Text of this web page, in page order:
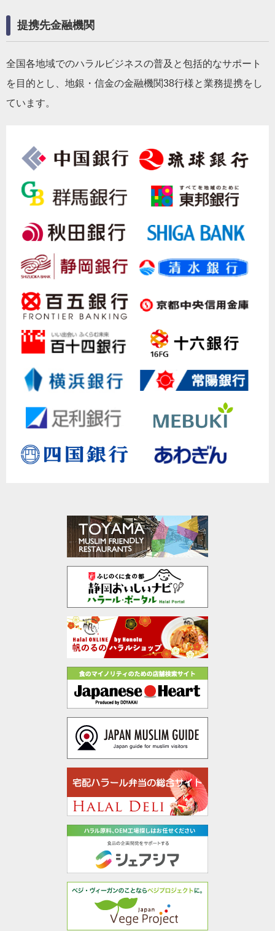
提携先金融機関
全国各地域でのハラルビジネスの普及と包括的なサポート
を目的とし、地銀・信金の金融機関38行様と業務提携をし
ています。